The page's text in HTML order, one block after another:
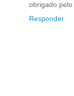
obrigado
Responder